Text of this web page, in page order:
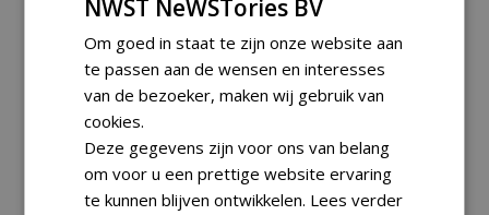
NWST NeWSTories BV
Om goed in staat te zijn onze website aan
te passen aan de wensen en interesses
van de bezoeker, maken wij gebruik van
cookies.
Deze gegevens zijn voor ons van belang
om voor u een prettige website ervaring
te kunnen blijven ontwikkelen. Lees verder